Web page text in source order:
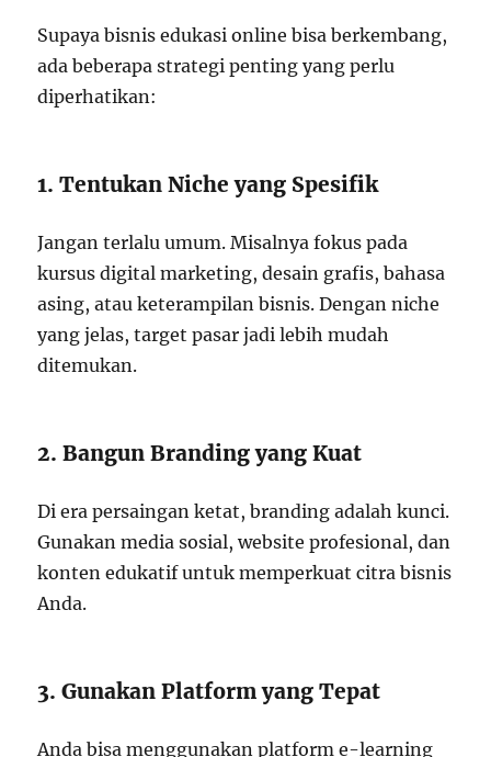
Supaya bisnis edukasi online bisa berkembang,
ada beberapa strategi penting yang perlu
diperhatikan:
1. Tentukan Niche yang Spesifik
Jangan terlalu umum. Misalnya fokus pada
kursus digital marketing, desain grafis, bahasa
asing, atau keterampilan bisnis. Dengan niche
yang jelas, target pasar jadi lebih mudah
ditemukan.
2. Bangun Branding yang Kuat
Di era persaingan ketat, branding adalah kunci.
Gunakan media sosial, website profesional, dan
konten edukatif untuk memperkuat citra bisnis
Anda.
3. Gunakan Platform yang Tepat
Anda bisa menggunakan platform e-learning